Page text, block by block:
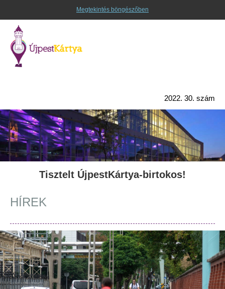
Megtekintés böngészőben
2022. 30. szám
Tisztelt ÚjpestKártya-birtokos!
HÍREK